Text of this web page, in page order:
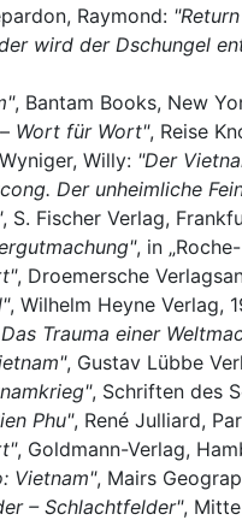
Raymond:
wird der Dschungel
, Bantam Books, New
– Wort für Wort", Reise
Willy: "Der
Der unheimliche
, S. Fischer Verlag,
, in
, Droemersche
, Wilhelm Heyne Verlag,
Trauma einer
, Gustav Lübbe
, Schriften des
Phu", René Julliard,
, Goldmann-Verlag,
Vietnam", Mairs
– Schlachtfelder",